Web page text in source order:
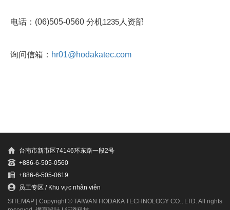
电话：(06)505-0560 分机1235 人资部
询问信箱： hr01@hodakatec.com
台南市新市区74146环东路一段2号
+886-6-505-0560
+886-6-505-0619
员工专区 / Khu vực nhân viên
SITEMAP | Copyright © TAIWAN HODAKA TECHNOLOGY CO., LTD. All rights